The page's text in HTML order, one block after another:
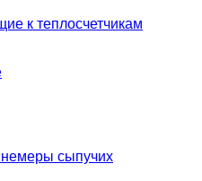
к теплосчетчикам
сыпучих